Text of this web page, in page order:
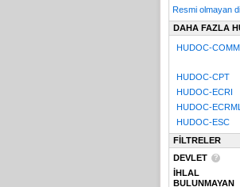
Resmi olmayan
DAHA FAZLA
HUDOC-
HUDOC-CPT
HUDOC-ECRI
HUDOC-ECRML
HUDOC-ESC
FİLTRELER
DEVLET
İHLAL
BULUNMAYAN